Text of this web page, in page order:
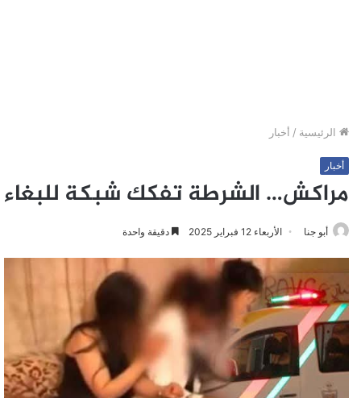
الرئيسية / أخبار
أخبار
مراكش… الشرطة تفكك شبكة للبغاء
أبو جنا الأربعاء 12 فبراير 2025 دقيقة واحدة